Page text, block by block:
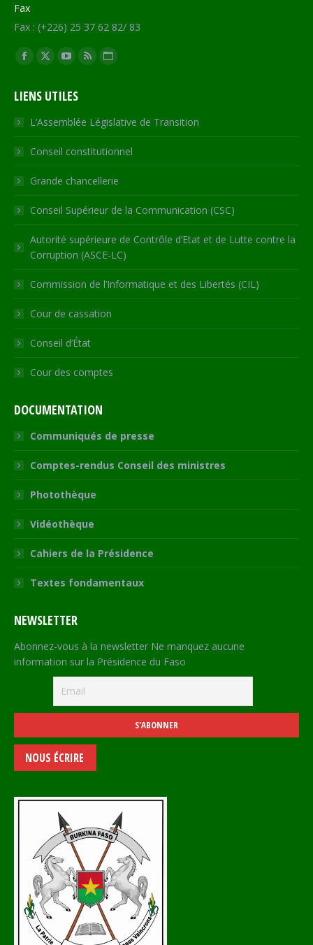
Fax
Fax : (+226) 25 37 62 82/ 83
Trouvez nous sur :
Facebook
opens
in
new
window
X
opens
in
new
window
YouTube
opens
in
new
window
RSS
in
new
window
Site
opens
in
new
LIENS UTILES
L’Assemblée Législative de Transition
Conseil constitutionnel
Grande chancellerie
Conseil Supérieur de la Communication (CSC)
Autorité supérieure de Contrôle d’Etat et de Lutte contre la
Corruption (ASCE-LC)
Commission de l’Informatique et des Libertés (CIL)
Cour de cassation
Conseil d’État
Cour des comptes
DOCUMENTATION
Communiqués de presse
Comptes-rendus Conseil des ministres
Photothèque
Vidéothèque
Cahiers de la Présidence
Textes fondamentaux
NEWSLETTER
Abonnez-vous à la newsletter Ne manquez aucune
information sur la Présidence du Faso
NOUS ÉCRIRE